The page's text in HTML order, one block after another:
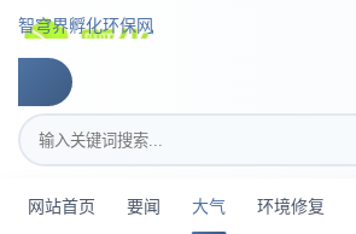
智穹界孵化环保网
搜索关键词
网站首页 要闻 大气 环境修复